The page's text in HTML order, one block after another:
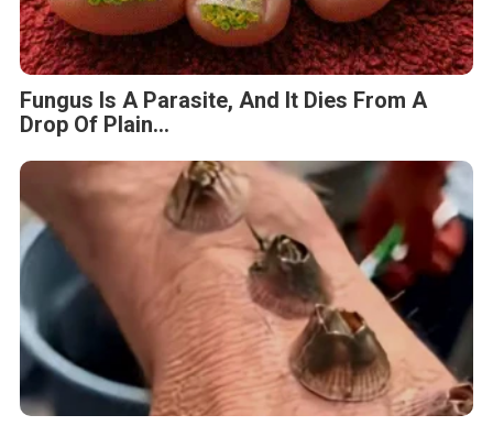
Fungus Is A Parasite, And It Dies From A
Drop Of Plain...